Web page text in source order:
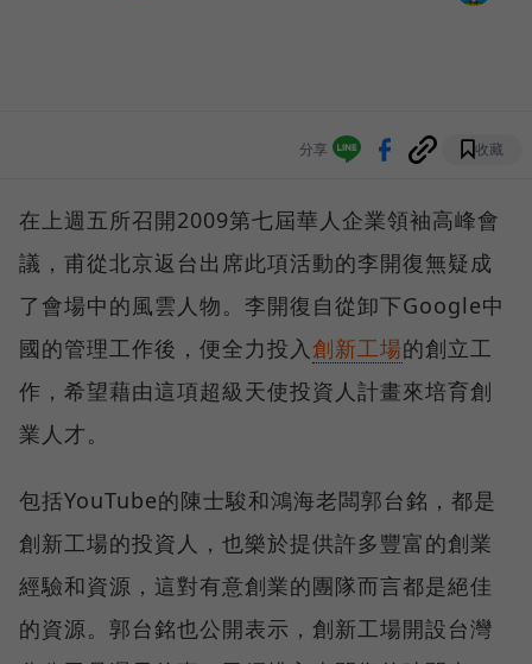
分享 收藏
在上週五所召開2009第七屆華人企業領袖高峰會
議，甫從北京返台出席此項活動的李開復無疑成
了會場中的風雲人物。李開復自從卸下Google中
國的管理工作後，便全力投入 創新工場的創立工
作，希望藉由這項超級天使投資人計畫來培育創
業人才。
包括YouTube的陳士駿和鴻海老闆郭台銘，都是
創新工場的投資人，也樂於提供許多豐富的創業
經驗和資源，這對有意創業的團隊而言都是絕佳
的資源。郭台銘也公開表示，創新工場開設台灣